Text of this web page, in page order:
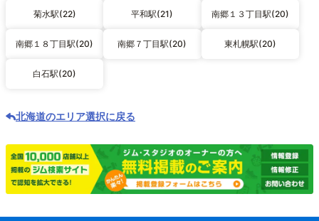
菊水駅(22) 平和駅(21) 南郷１３丁目駅(20)
南郷１８丁目駅(20) 南郷７丁目駅(20) 東札幌駅(20)
白石駅(20)
北海道のエリア選択に戻る